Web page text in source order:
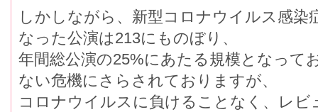
しかしながら、新型コロナウイルス感染
なった公演は213にものぼり、
年間総公演の25%にあたる規模となって
ない危機にさらされておりますが、
コロナウイルスに負けることなく、レ